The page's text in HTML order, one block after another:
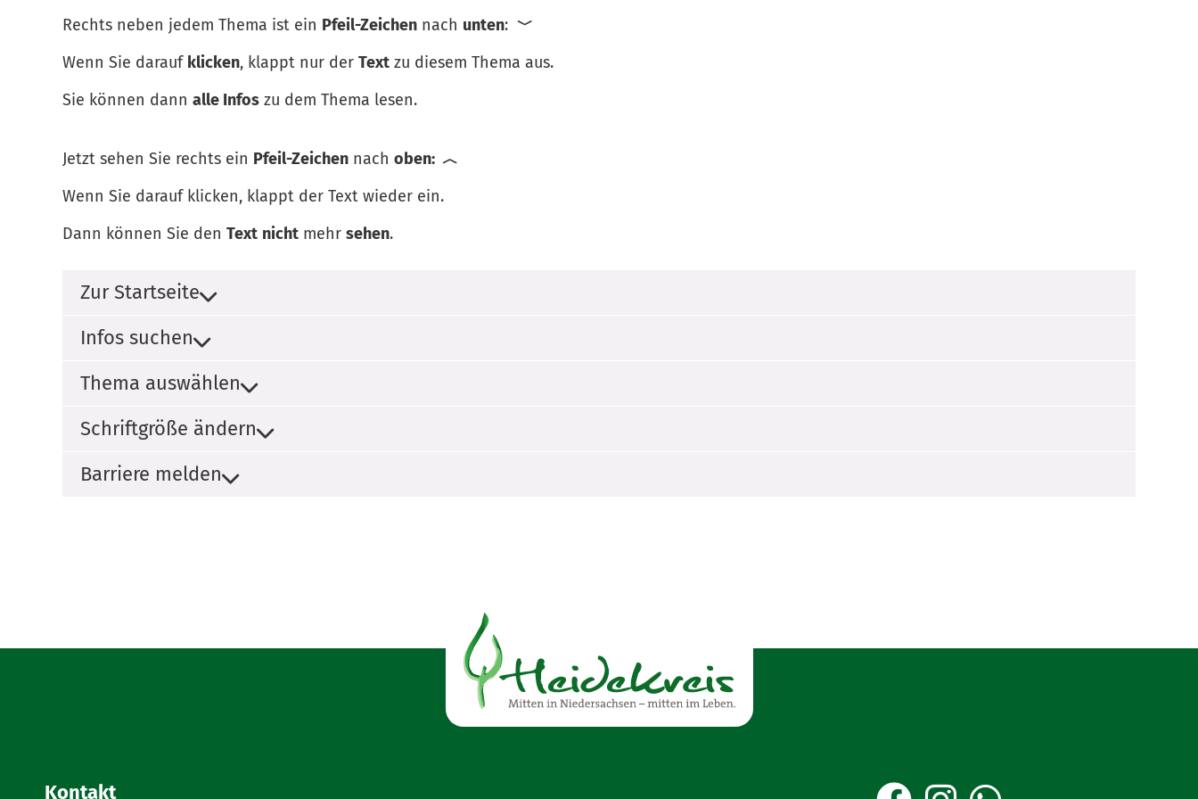
Rechts neben jedem Thema ist ein Pfeil-Zeichen nach unten: ﹀
Wenn Sie darauf klicken, klappt nur der Text zu diesem Thema aus.
Sie können dann alle Infos zu dem Thema lesen.
Jetzt sehen Sie rechts ein Pfeil-Zeichen nach oben: ︿
Wenn Sie darauf klicken, klappt der Text wieder ein.
Dann können Sie den Text nicht mehr sehen.
Zur Startseite
Infos suchen
Thema auswählen
Schriftgröße ändern
Barriere melden
Kontakt